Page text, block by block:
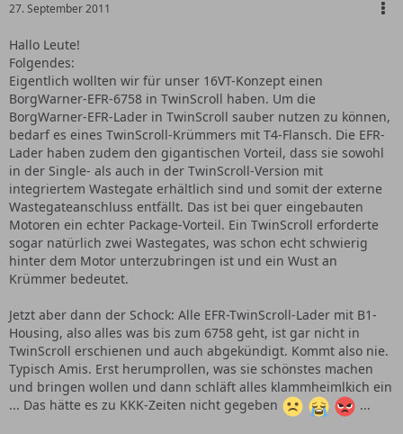
27. September 2011
Hallo Leute!
Folgendes:
Eigentlich wollten wir für unser 16VT-Konzept einen
BorgWarner-EFR-6758 in TwinScroll haben. Um die
BorgWarner-EFR-Lader in TwinScroll sauber nutzen zu können,
bedarf es eines TwinScroll-Krümmers mit T4-Flansch. Die EFR-
Lader haben zudem den gigantischen Vorteil, dass sie sowohl
in der Single- als auch in der TwinScroll-Version mit
integriertem Wastegate erhältlich sind und somit der externe
Wastegateanschluss entfällt. Das ist bei quer eingebauten
Motoren ein echter Package-Vorteil. Ein TwinScroll erforderte
sogar natürlich zwei Wastegates, was schon echt schwierig
hinter dem Motor unterzubringen ist und ein Wust an
Krümmer bedeutet.
Jetzt aber dann der Schock: Alle EFR-TwinScroll-Lader mit B1-
Housing, also alles was bis zum 6758 geht, ist gar nicht in
TwinScroll erschienen und auch abgekündigt. Kommt also nie.
Typisch Amis. Erst herumprollen, was sie schönstes machen
und bringen wollen und dann schläft alles klammheimlkich ein
... Das hätte es zu KKK-Zeiten nicht gegeben
...